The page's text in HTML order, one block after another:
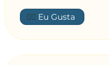
Você digita mais
pensar. ...
Seu psiquiatra
— Vamos fazer
nada... Após 15
pergunta ao
— Será que estou
👍🏼